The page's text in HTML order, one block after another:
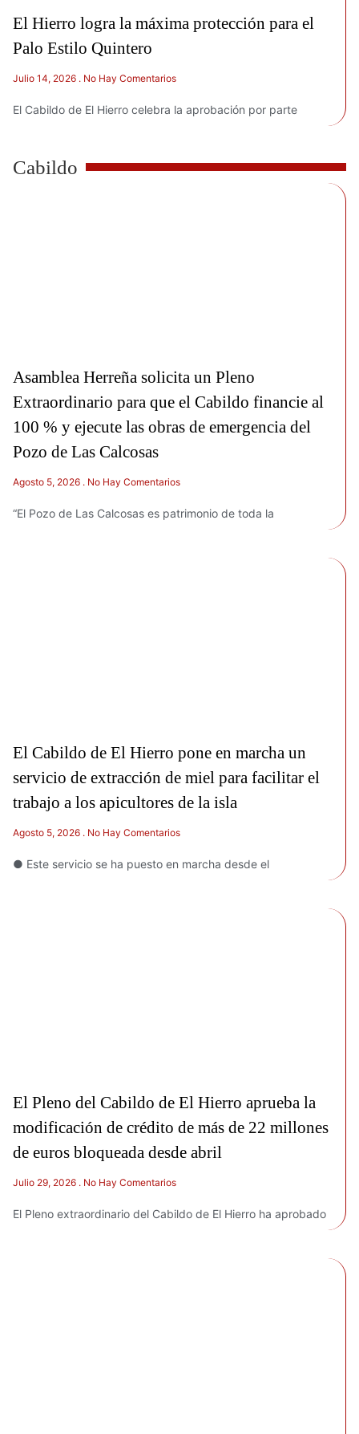
El Hierro logra la máxima protección para el
Palo Estilo Quintero
Julio 14, 2026 No Hay Comentarios
El Cabildo de El Hierro celebra la aprobación por parte
Cabildo
Asamblea Herreña solicita un Pleno
Extraordinario para que el Cabildo financie al
100 % y ejecute las obras de emergencia del
Pozo de Las Calcosas
Agosto 5, 2026 No Hay Comentarios
“El Pozo de Las Calcosas es patrimonio de toda la
El Cabildo de El Hierro pone en marcha un
servicio de extracción de miel para facilitar el
trabajo a los apicultores de la isla
Agosto 5, 2026 No Hay Comentarios
● Este servicio se ha puesto en marcha desde el
El Pleno del Cabildo de El Hierro aprueba la
modificación de crédito de más de 22 millones
de euros bloqueada desde abril
Julio 29, 2026 No Hay Comentarios
El Pleno extraordinario del Cabildo de El Hierro ha aprobado